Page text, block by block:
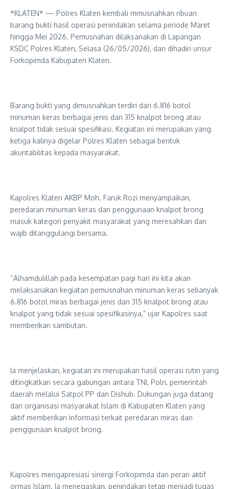
*KLATEN* — Polres Klaten kembali mmusnahkan ribuan
barang bukti hasil operasi penindakan selama periode Maret
hingga Mei 2026. Pemusnahan dilaksanakan di Lapangan
KSDC Polres Klaten, Selasa (26/05/2026), dan dihadiri unsur
Forkopimda Kabupaten Klaten.
Barang bukti yang dimusnahkan terdiri dari 6.816 botol
minuman keras berbagai jenis dan 315 knalpot brong atau
knalpot tidak sesuai spesifikasi. Kegiatan ini merupakan yang
ketiga kalinya digelar Polres Klaten sebagai bentuk
akuntabilitas kepada masyarakat.
Kapolres Klaten AKBP Moh. Faruk Rozi menyampaikan,
peredaran minuman keras dan penggunaan knalpot brong
masuk kategori penyakit masyarakat yang meresahkan dan
wajib ditanggulangi bersama.
“Alhamdulillah pada kesempatan pagi hari ini kita akan
melaksanakan kegiatan pemusnahan minuman keras sebanyak
6.816 botol miras berbagai jenis dan 315 knalpot brong atau
knalpot yang tidak sesuai spesifikasinya,” ujar Kapolres saat
memberikan sambutan.
Ia menjelaskan, kegiatan ini merupakan hasil operasi rutin yang
ditingkatkan secara gabungan antara TNI, Polri, pemerintah
daerah melalui Satpol PP dan Dishub. Dukungan juga datang
dari organisasi masyarakat Islam di Kabupaten Klaten yang
aktif memberikan informasi terkait peredaran miras dan
penggunaan knalpot brong.
Kapolres mengapresiasi sinergi Forkopimda dan peran aktif
ormas Islam. Ia menegaskan, penindakan tetap menjadi tugas